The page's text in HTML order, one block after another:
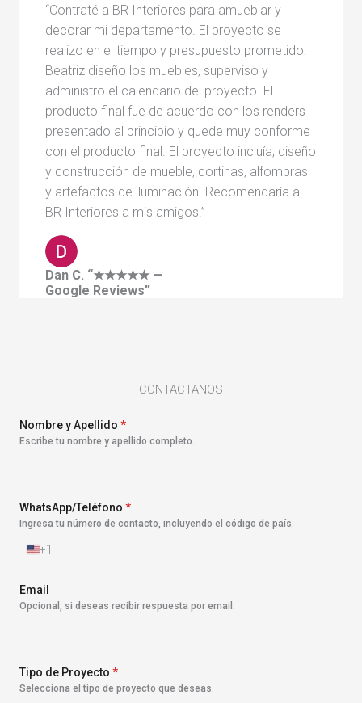
“Contraté a BR Interiores para amueblar y
decorar mi departamento. El proyecto se
realizo en el tiempo y presupuesto prometido.
Beatriz diseño los muebles, superviso y
administro el calendario del proyecto. El
producto final fue de acuerdo con los renders
presentado al principio y quede muy conforme
con el producto final. El proyecto incluía, diseño
y construcción de mueble, cortinas, alfombras
y artefactos de iluminación. Recomendaría a
BR Interiores a mis amigos.”
Dan C. “★★★★★ —
Google Reviews”
CONTACTANOS
Nombre y Apellido *
Escribe tu nombre y apellido completo.
WhatsApp/Teléfono *
Ingresa tu número de contacto, incluyendo el código de país.
E
a
d
n
i
+1
Email
Opcional, si deseas recibir respuesta por email.
Tipo de Proyecto *
Selecciona el tipo de proyecto que deseas.